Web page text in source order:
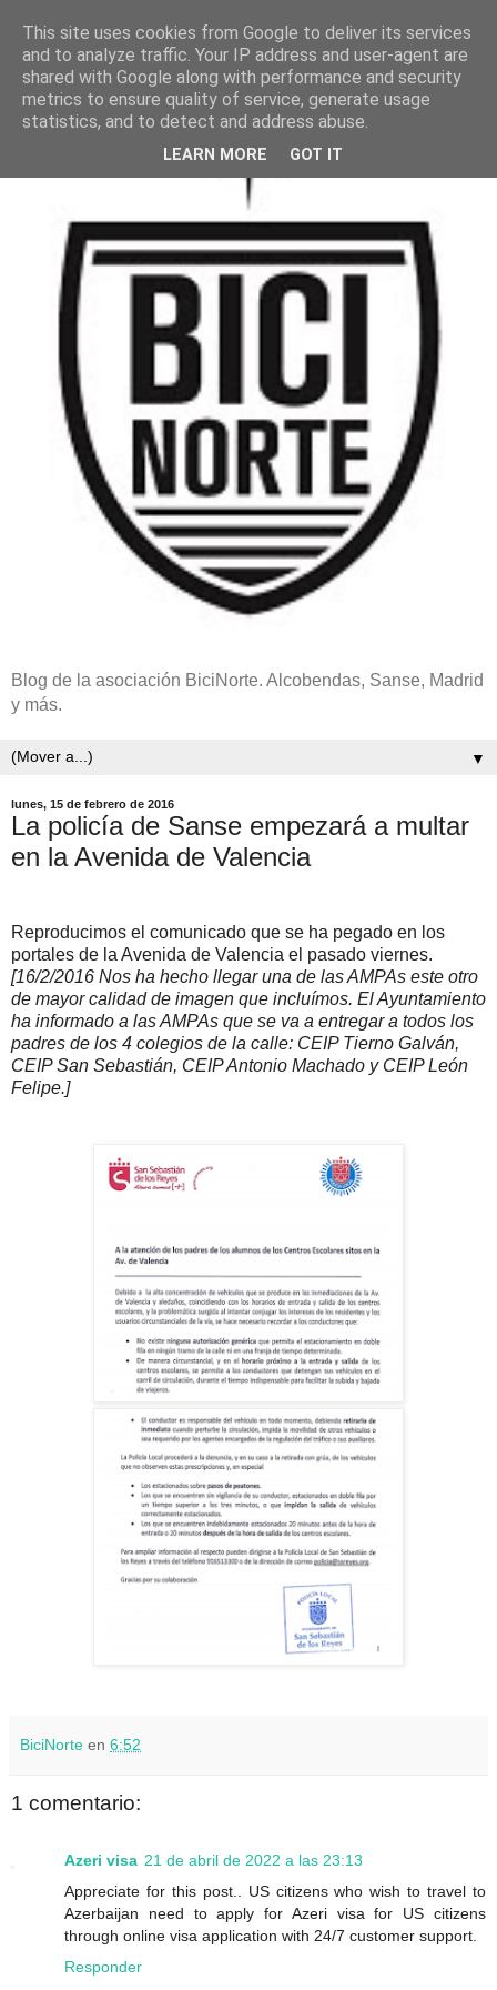
Blog de la asociación BiciNorte. Alcobendas, Sanse, Madrid
y más.
▼
lunes, 15 de febrero de 2016
La policía de Sanse empezará a multar
en la Avenida de Valencia
Reproducimos el comunicado que se ha pegado en los
portales de la Avenida de Valencia el pasado viernes.
[16/2/2016 Nos ha hecho llegar una de las AMPAs este otro
de mayor calidad de imagen que incluímos. El Ayuntamiento
ha informado a las AMPAs que se va a entregar a todos los
padres de los 4 colegios de la calle: CEIP Tierno Galván,
CEIP San Sebastián, CEIP Antonio Machado y CEIP León
Felipe.]
BiciNorte en 6:52
1 comentario:
Azeri visa 21 de abril de 2022 a las 23:13
Appreciate for this post.. US citizens who wish to travel to
Azerbaijan need to apply for Azeri visa for US citizens
through online visa application with 24/7 customer support.
Responder
This site uses cookies from Google to deliver its services
and to analyze traffic. Your IP address and user-agent are
shared with Google along with performance and security
metrics to ensure quality of service, generate usage
statistics, and to detect and address abuse.
LEARN MORE GOT IT